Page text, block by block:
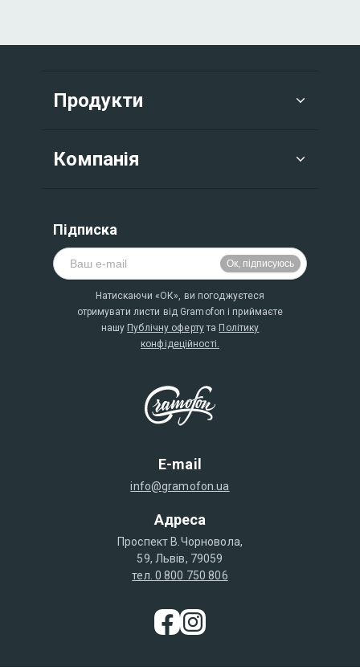
E-mail
info@gramofon.ua
Адреса
Проспект В.Чорновола,
59, Львів, 79059
тел. 0 800 750 806
Продукти
Компанія
Підписка
Натискаючи «ОК», ви погоджуєтеся
отримувати листи від Gramofon і приймаєте
нашу Публічну офертута Політику
конфідеційності.